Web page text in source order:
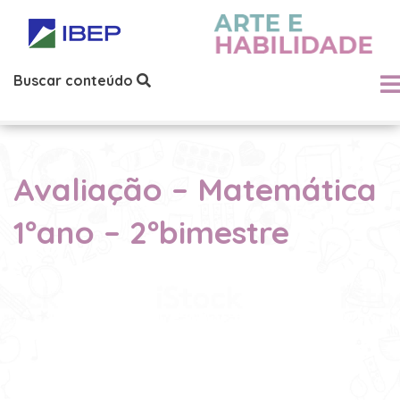
Buscar conteúdo
Avaliação – Matemática
1ºano – 2ºbimestre